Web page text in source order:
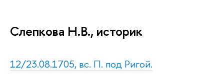
Слепкова Н.В., историк
12/23.08.1705, вс. П. под Ригой.